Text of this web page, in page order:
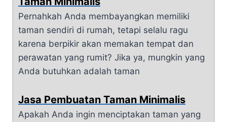
Pernahkah Anda membayangkan memiliki
taman sendiri di rumah, tetapi selalu ragu
karena berpikir akan memakan tempat dan
perawatan yang rumit? Jika ya, mungkin yang
Anda butuhkan adalah taman
Jasa Pembuatan Taman Minimalis
Apakah Anda ingin menciptakan taman yang